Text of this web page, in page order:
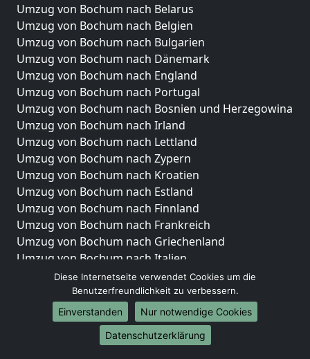
Umzug von Bochum nach Belarus
Umzug von Bochum nach Belgien
Umzug von Bochum nach Bulgarien
Umzug von Bochum nach Dänemark
Umzug von Bochum nach England
Umzug von Bochum nach Portugal
Umzug von Bochum nach Bosnien und Herzegowina
Umzug von Bochum nach Irland
Umzug von Bochum nach Lettland
Umzug von Bochum nach Zypern
Umzug von Bochum nach Kroatien
Umzug von Bochum nach Estland
Umzug von Bochum nach Finnland
Umzug von Bochum nach Frankreich
Umzug von Bochum nach Griechenland
Umzug von Bochum nach Italien
Umzug von Bochum nach Liechtenstein
Umzug von Bochum nach Luxemburg
Umzug von Bochum nach Niederlande
Umzug von Bochum nach Norwegen
Umzüge-Deutschlandweit
Diese Internetseite verwendet Cookies um die
Benutzerfreundlichkeit zu verbessern.
Einverstanden
Nur notwendige Cookies
Datenschutzerklärung